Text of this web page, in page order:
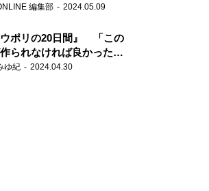
目の強い思い
編集部 2024.05.09
ウポリの20日間』 「この
られなければ良かった」
督
ゆ紀 2024.04.30